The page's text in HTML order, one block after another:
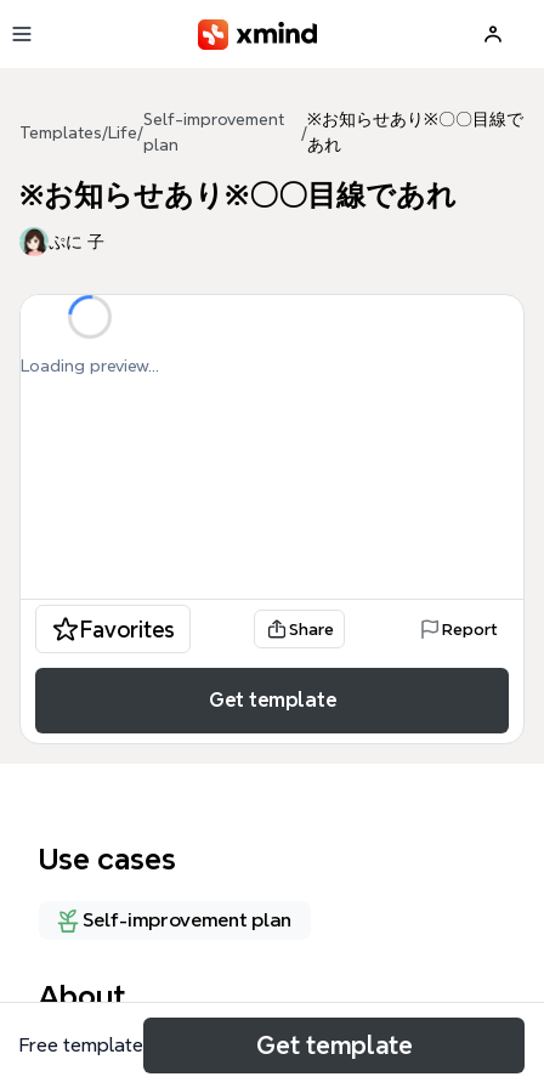
Templates/Life/
Self-improvement
plan
/
※お知らせあり※〇〇目線で
あれ
※お知らせあり※〇〇目線であれ
ぷに 子
Loading preview...
Favorites Share Report
Get template
Use cases
Self-improvement plan
About
「※お知らせあり※〇〇目線であれ」マインドマップ
Free template Get template